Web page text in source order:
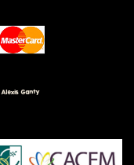
Alexis Ganty